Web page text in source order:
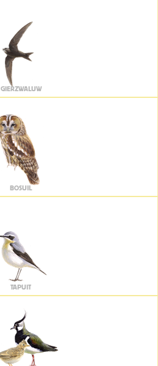
GIERZWALUW
BOSUIL
TAPUIT